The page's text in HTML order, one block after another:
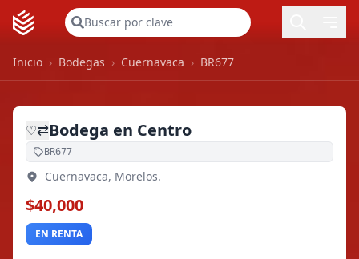
Buscar
Inicio › Bodegas › Cuernavaca › BR677
♡⇄Bodega en Centro
BR677
Cuernavaca, Morelos.
$40,000
EN RENTA